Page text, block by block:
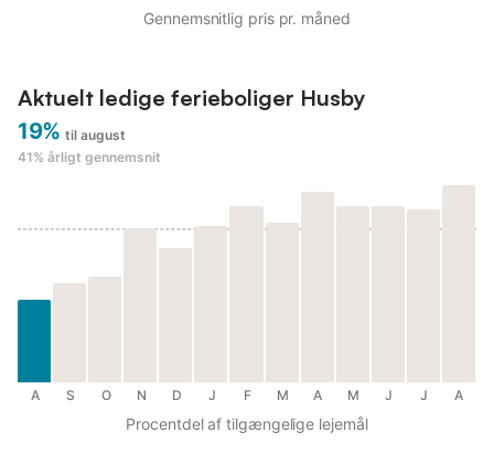
Gennemsnitlig pris pr. måned
Aktuelt ledige ferieboliger Husby
19% til august
41% årligt gennemsnit
A S O N D J F M A M J J A
Procentdel af tilgængelige lejemål